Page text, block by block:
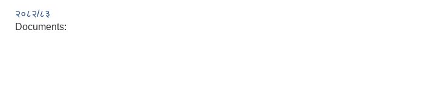
२०८२/८३
Documents: